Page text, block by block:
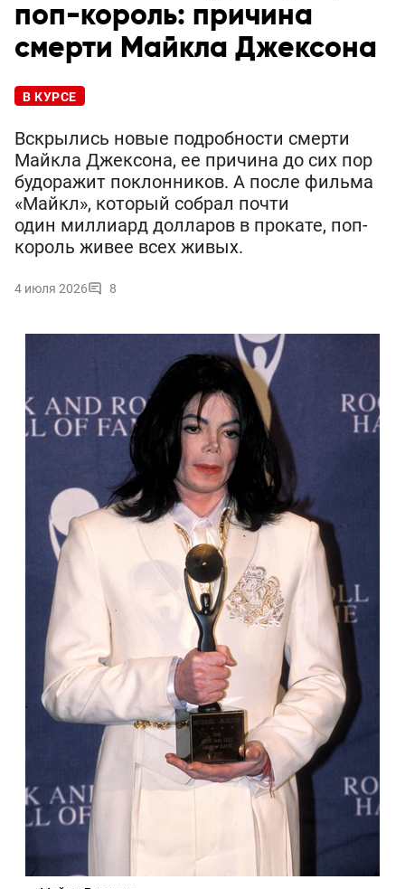
поп-король: причина
смерти Майкла Джексона
В КУРСЕ
Вскрылись новые подробности смерти
Майкла Джексона, ее причина до сих пор
будоражит поклонников. А после фильма
«Майкл», который собрал почти
один миллиард долларов в прокате, поп-
король живее всех живых.
4 июля 2026 8